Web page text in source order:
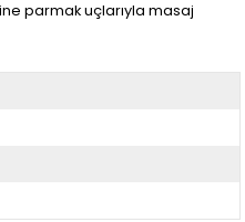
parmak uçlarıyla masaj